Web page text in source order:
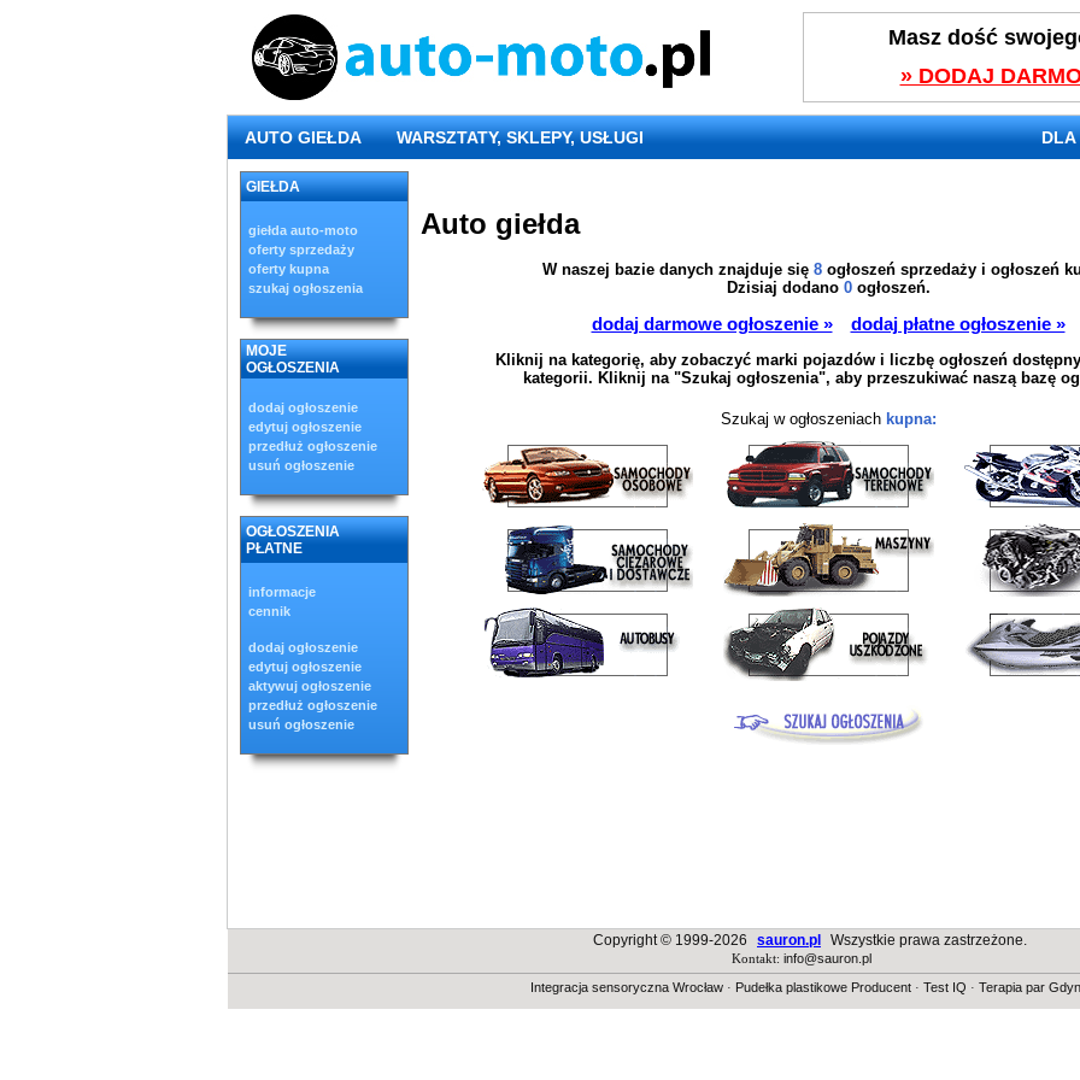
Masz dość
» DODAJ
AUTO GIEŁDA WARSZTATY, SKLEPY, USŁUGI DLA
GIEŁDA
giełda auto-moto
oferty sprzedaży
oferty kupna
szukaj ogłoszenia
MOJE
OGŁOSZENIA
dodaj ogłoszenie
edytuj ogłoszenie
przedłuż ogłoszenie
usuń ogłoszenie
OGŁOSZENIA
PŁATNE
informacje
cennik
dodaj ogłoszenie
edytuj ogłoszenie
aktywuj ogłoszenie
przedłuż ogłoszenie
usuń ogłoszenie
Auto giełda
W naszej bazie danych znajduje się 8ogłoszeń sprzedaży i ogłoszeń
Dzisiaj dodano 0ogłoszeń.
dodaj darmowe ogłoszenie » dodaj płatne ogłoszenie »
Kliknij na kategorię, aby zobaczyć marki pojazdów i liczbę ogłoszeń
kategorii. Kliknij na "Szukaj ogłoszenia", aby przeszukiwać naszą bazę
Szukaj w ogłoszeniach kupna:
Copyright © 1999-2026 sauron.pl Wszystkie prawa zastrzeżone.
Kontakt: info@sauron.pl
Integracja sensoryczna Wrocław· Pudełka plastikowe Producent· Test IQ · Terapia par